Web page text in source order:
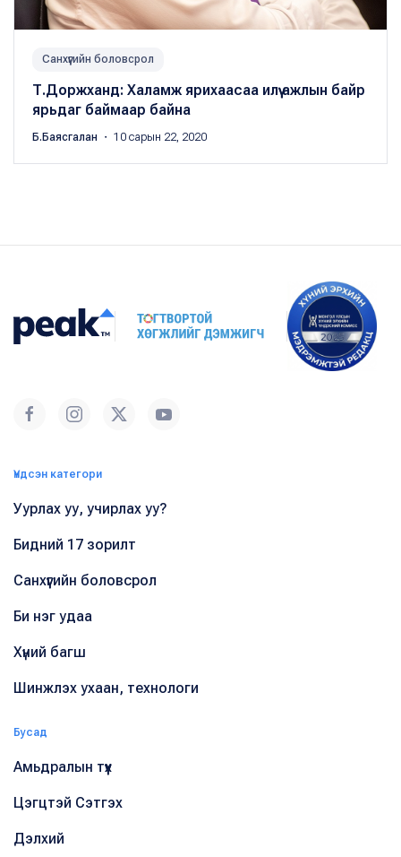
Санхүүгийн боловсрол
Т.Доржханд: Халамж ярихаасаа илүү ажлын байр
ярьдаг баймаар байна
Б.Баясгалан ・ 10 сарын 22, 2020
Үндсэн категори
Уурлах уу, учирлах уу?
Бидний 17 зорилт
Санхүүгийн боловсрол
Би нэг удаа
Хүний багш
Шинжлэх ухаан, технологи
Бусад
Амьдралын түүх
Цэгцтэй Сэтгэх
Дэлхий